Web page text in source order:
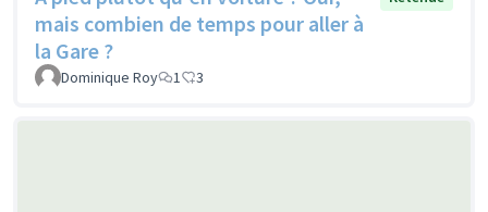
mais combien de temps pour aller à
la Gare ?
Dominique Roy 1 3